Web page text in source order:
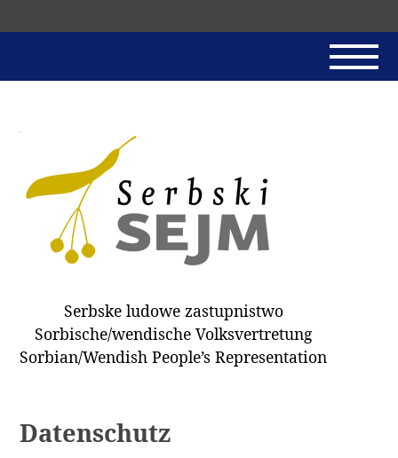
SERBSKI SEJM
JADNAŃSKI PÓRĚD
PROTOKOLE / HOBZAMKŃEŃA
DARY
WÓTPÓSŁAŃCY
HUBĚRKI
Serbske ludowe zastupnistwo
Sorbische/wendische Volksvertretung
Sorbian/Wendish People’s Representation
Datenschutz